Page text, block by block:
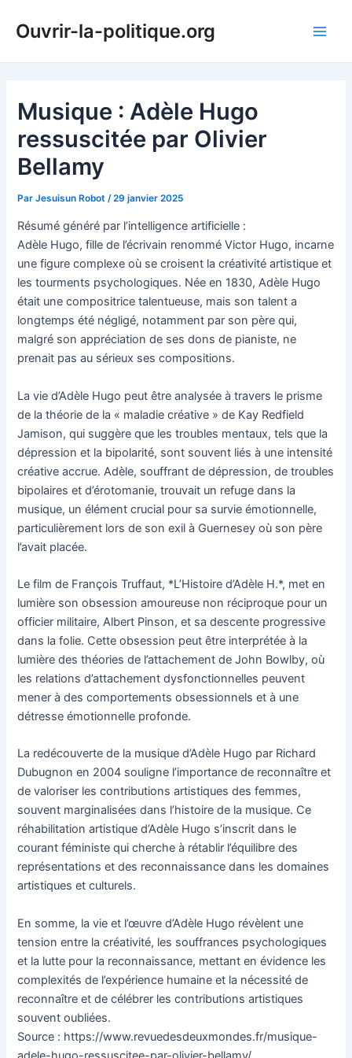
Ouvrir-la-politique.org
Musique : Adèle Hugo
ressuscitée par Olivier
Bellamy
ParJesuisun Robot /29 janvier 2025
Résumé généré par l’intelligence artificielle :
Adèle Hugo, fille de l’écrivain renommé Victor Hugo, incarne
une figure complexe où se croisent la créativité artistique et
les tourments psychologiques. Née en 1830, Adèle Hugo
était une compositrice talentueuse, mais son talent a
longtemps été négligé, notamment par son père qui,
malgré son appréciation de ses dons de pianiste, ne
prenait pas au sérieux ses compositions.
La vie d’Adèle Hugo peut être analysée à travers le prisme
de la théorie de la « maladie créative » de Kay Redfield
Jamison, qui suggère que les troubles mentaux, tels que la
dépression et la bipolarité, sont souvent liés à une intensité
créative accrue. Adèle, souffrant de dépression, de troubles
bipolaires et d’érotomanie, trouvait un refuge dans la
musique, un élément crucial pour sa survie émotionnelle,
particulièrement lors de son exil à Guernesey où son père
l’avait placée.
Le film de François Truffaut, *L’Histoire d’Adèle H.*, met en
lumière son obsession amoureuse non réciproque pour un
officier militaire, Albert Pinson, et sa descente progressive
dans la folie. Cette obsession peut être interprétée à la
lumière des théories de l’attachement de John Bowlby, où
les relations d’attachement dysfonctionnelles peuvent
mener à des comportements obsessionnels et à une
détresse émotionnelle profonde.
La redécouverte de la musique d’Adèle Hugo par Richard
Dubugnon en 2004 souligne l’importance de reconnaître et
de valoriser les contributions artistiques des femmes,
souvent marginalisées dans l’histoire de la musique. Ce
réhabilitation artistique d’Adèle Hugo s’inscrit dans le
courant féministe qui cherche à rétablir l’équilibre des
représentations et des reconnaissance dans les domaines
artistiques et culturels.
En somme, la vie et l’œuvre d’Adèle Hugo révèlent une
tension entre la créativité, les souffrances psychologiques
et la lutte pour la reconnaissance, mettant en évidence les
complexités de l’expérience humaine et la nécessité de
reconnaître et de célébrer les contributions artistiques
souvent oubliées.
Source : https://www.revuedesdeuxmondes.fr/musique-